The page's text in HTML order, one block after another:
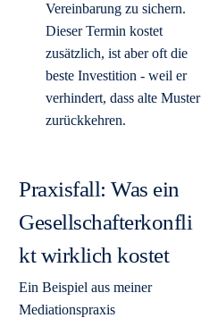
Vereinbarung zu sichern.
Dieser Termin kostet
zusätzlich, ist aber oft die
beste Investition - weil er
verhindert, dass alte Muster
zurückkehren.
Praxisfall: Was ein
Gesellschafterkonfli
kt wirklich kostet
Ein Beispiel aus meiner
Mediationspraxis